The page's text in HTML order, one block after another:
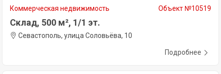
Коммерческая недвижимость Объект №10519
Склад, 500 м², 1/1 эт.
Севастополь, улица Соловьёва, 10
Подробнее